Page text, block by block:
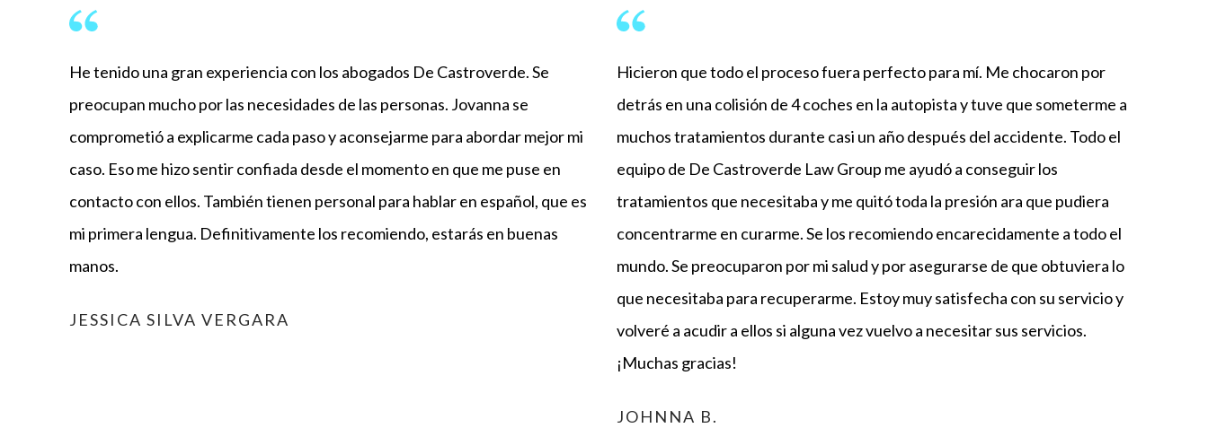
He tenido una gran experiencia con los abogados De Castroverde. Se
preocupan mucho por las necesidades de las personas. Jovanna se
comprometió a explicarme cada paso y aconsejarme para abordar mejor mi
caso. Eso me hizo sentir confiada desde el momento en que me puse en
contacto con ellos. También tienen personal para hablar en español, que es
mi primera lengua. Definitivamente los recomiendo, estarás en buenas
manos.
JESSICA SILVA VERGARA
Hicieron que todo el proceso fuera perfecto para mí. Me chocaron por
detrás en una colisión de 4 coches en la autopista y tuve que someterme a
muchos tratamientos durante casi un año después del accidente. Todo el
equipo de De Castroverde Law Group me ayudó a conseguir los
tratamientos que necesitaba y me quitó toda la presión ara que pudiera
concentrarme en curarme. Se los recomiendo encarecidamente a todo el
mundo. Se preocuparon por mi salud y por asegurarse de que obtuviera lo
que necesitaba para recuperarme. Estoy muy satisfecha con su servicio y
volveré a acudir a ellos si alguna vez vuelvo a necesitar sus servicios.
¡Muchas gracias!
JOHNNA B.